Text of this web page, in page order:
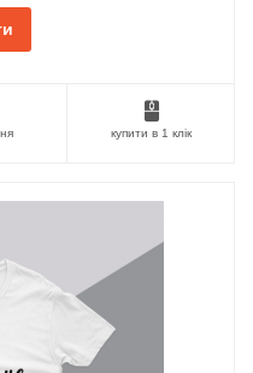
купити в 1 клік